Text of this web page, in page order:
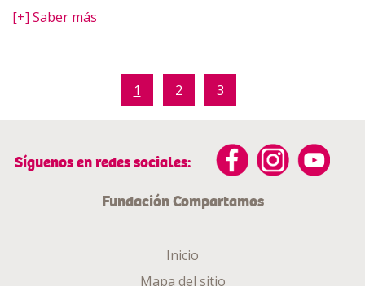
[+] Saber más
1 2 3
Síguenos en redes sociales:
Fundación Compartamos
Inicio
Mapa del sitio